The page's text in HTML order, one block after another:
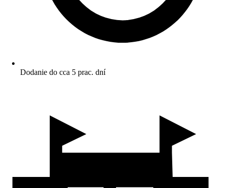
Dodanie do cca 5 prac. dní